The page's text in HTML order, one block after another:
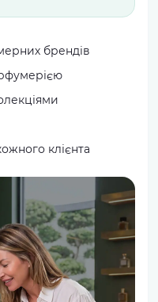
брендів
клієнта